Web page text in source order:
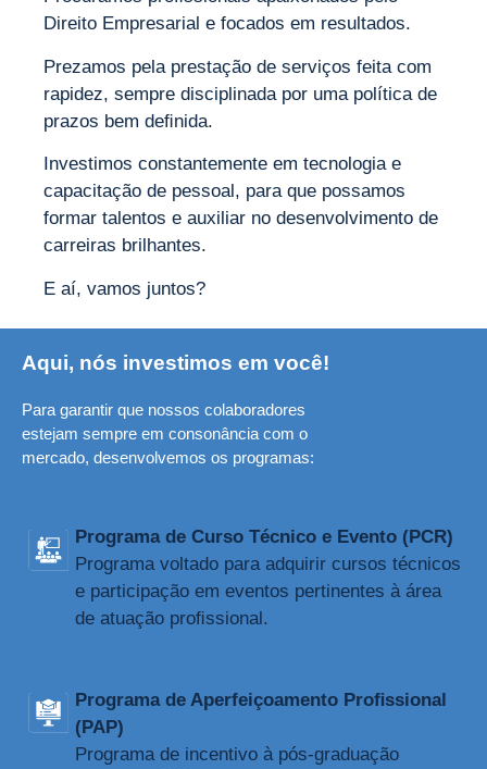
sonhos?
Direito Empresarial e focados em resultados.
Prezamos pela prestação de serviços feita com
rapidez, sempre disciplinada por uma política de
prazos bem deﬁnida.
Investimos constantemente em tecnologia e
capacitação de pessoal, para que possamos
formar talentos e auxiliar no desenvolvimento de
carreiras brilhantes.
E aí, vamos juntos?
Aqui, nós investimos em você!
Para garantir que nossos colaboradores
estejam sempre em consonância com o
mercado, desenvolvemos os programas:
Programa de Curso Técnico e Evento (PCR)
Programa voltado para adquirir cursos técnicos
e participação em eventos pertinentes à área
de atuação proﬁssional.
Programa de Aperfeiçoamento Proﬁssional
(PAP)
Programa de incentivo à pós-graduação